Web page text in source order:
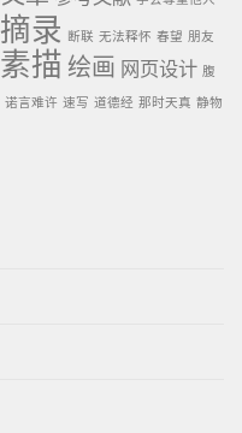
摘录 断联 无法释怀 春望 朋友
素描 绘画 网页设计 腹
诺言难许 速写 道德经 那时天真 静物